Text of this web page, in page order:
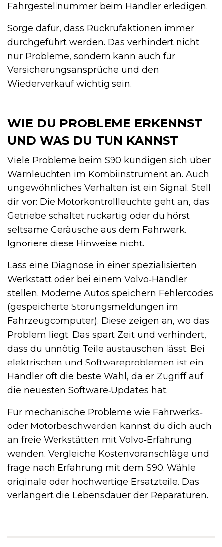
Fahrgestellnummer beim Händler erledigen.
Sorge dafür, dass Rückrufaktionen immer
durchgeführt werden. Das verhindert nicht
nur Probleme, sondern kann auch für
Versicherungsansprüche und den
Wiederverkauf wichtig sein.
WIE DU PROBLEME ERKENNST
UND WAS DU TUN KANNST
Viele Probleme beim S90 kündigen sich über
Warnleuchten im Kombiinstrument an. Auch
ungewöhnliches Verhalten ist ein Signal. Stell
dir vor: Die Motorkontrollleuchte geht an, das
Getriebe schaltet ruckartig oder du hörst
seltsame Geräusche aus dem Fahrwerk.
Ignoriere diese Hinweise nicht.
Lass eine Diagnose in einer spezialisierten
Werkstatt oder bei einem Volvo‑Händler
stellen. Moderne Autos speichern Fehlercodes
(gespeicherte Störungsmeldungen im
Fahrzeugcomputer). Diese zeigen an, wo das
Problem liegt. Das spart Zeit und verhindert,
dass du unnötig Teile austauschen lässt. Bei
elektrischen und Softwareproblemen ist ein
Händler oft die beste Wahl, da er Zugriff auf
die neuesten Software‑Updates hat.
Für mechanische Probleme wie Fahrwerks‑
oder Motorbeschwerden kannst du dich auch
an freie Werkstätten mit Volvo‑Erfahrung
wenden. Vergleiche Kostenvoranschläge und
frage nach Erfahrung mit dem S90. Wähle
originale oder hochwertige Ersatzteile. Das
verlängert die Lebensdauer der Reparaturen.